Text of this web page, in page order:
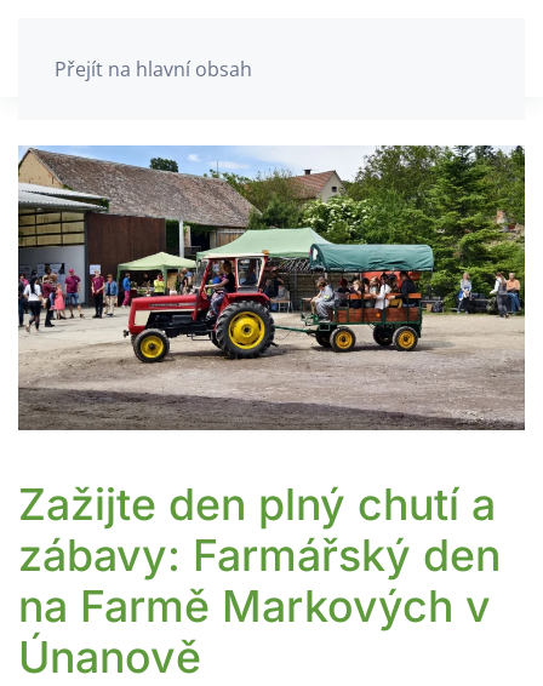
Přejít na hlavní obsah
Zažijte den plný chutí a
zábavy: Farmářský den
na Farmě Markových v
Únanově